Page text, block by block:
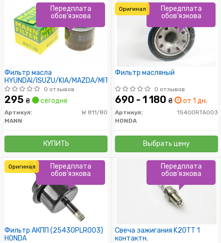
Фильтр масла
HYUNDAI/ISUZU/KIA/MAZDA/MITSUBISHI
0 отзывов
295 ₴ сегодня
Артикул:
W 811/80
MANN
КУПИТЬ
Передплата
обов'язкова
Фильтр масляный
0 отзывов
690 - 1 180 ₴ от 1 дн.
Артикул:
15400RTA003
HONDA
Выбрать цену
Передплата
обов'язкова
Оригинал
Фильтр АКПП (25430PLR003)
HONDA
Передплата
обов'язкова
Оригинал
Свеча зажигания K20TT 1
контактн.
Передплата
обов'язкова